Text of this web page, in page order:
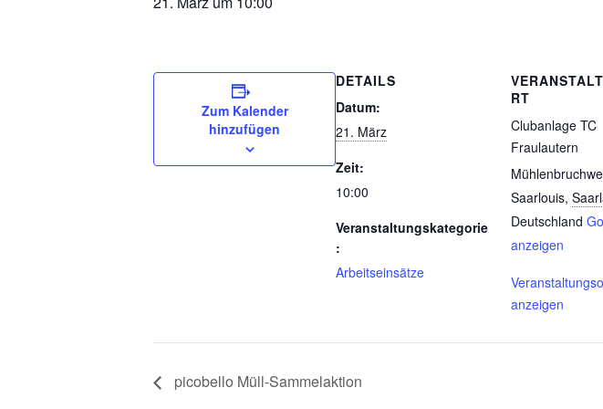
Zum Kalender
hinzufügen
DETAILS
Datum:
21. März
Zeit:
10:00
Veranstaltungskategorie
:
Arbeitseinsätze
RT
Clubanlage TC
Fraulautern
Saarlouis,
Deutschland
anzeigen
anzeigen
picobello Müll-Sammelaktion